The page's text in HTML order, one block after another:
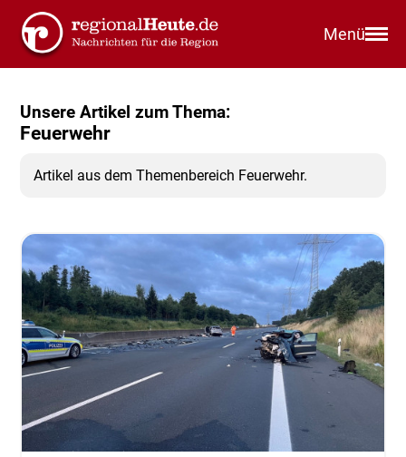
Menü
Unsere Artikel zum Thema:
Feuerwehr
Artikel aus dem Themenbereich Feuerwehr.